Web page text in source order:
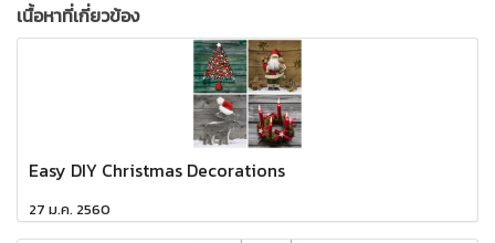
เนื้อหาที่เกี่ยวข้อง
Easy DIY Christmas Decorations
27 ม.ค. 2560